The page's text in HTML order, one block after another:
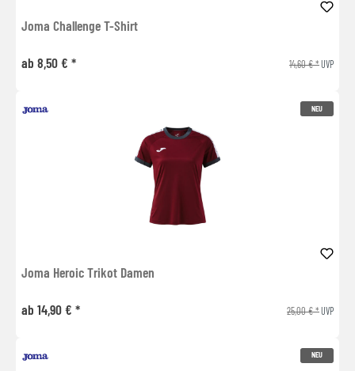
Joma Challenge T-Shirt
ab 8,50 € * 14,60 € *UVP
NEU
Joma Heroic Trikot Damen
ab 14,90 € * 25,00 € *UVP
NEU